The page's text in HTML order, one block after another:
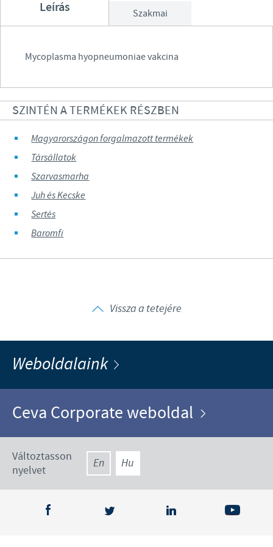
Leírás Szakmai
Mycoplasma hyopneumoniae vakcina
SZINTÉN A TERMÉKEK RÉSZBEN
Magyarországon forgalmazott termékek
Társállatok
Szarvasmarha
Juh és Kecske
Sertés
Baromfi
Vissza a tetejére
Weboldalaink
Ceva Corporate weboldal
Változtasson
nyelvet
En Hu